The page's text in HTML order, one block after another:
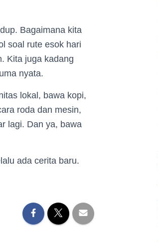
Bagaimana kita
soal rute esok hari
Kita juga kadang
nyata.
lokal, bawa kopi,
roda dan mesin,
lagi. Dan ya, bawa
ada cerita baru.